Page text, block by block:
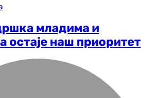
младима и
остаје наш приоритет